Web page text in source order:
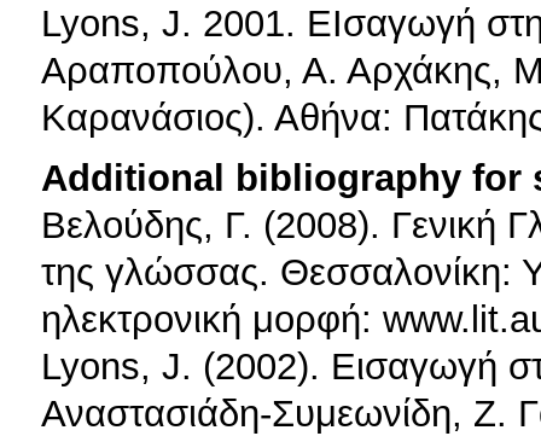
Lyons, J. 2001. ΕΙσαγωγή
Αραποπούλου, Α. Αρχάκης,
Καρανάσιος). Αθήνα:
Additional bibliography for
Βελούδης, Γ. (2008). Γενική
της γλώσσας. Θεσσαλονίκη:
ηλεκτρονική μορφή:
Lyons, J. (2002). Εισαγωγή
Αναστασιάδη-Συμεωνίδη, Ζ.